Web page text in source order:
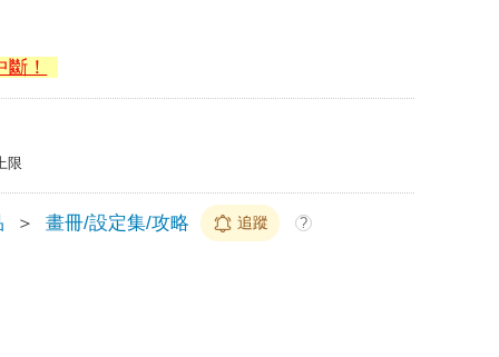
！
限
＞ 畫冊/設定集/攻略 追蹤 ?